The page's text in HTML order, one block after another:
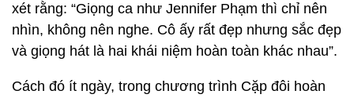
xét rằng: “Giọng ca như Jennifer Phạm thì chỉ nên
nhìn, không nên nghe. Cô ấy rất đẹp nhưng sắc đẹp
và giọng hát là hai khái niệm hoàn toàn khác nhau”.
Cách đó ít ngày, trong chương trình Cặp đôi hoàn